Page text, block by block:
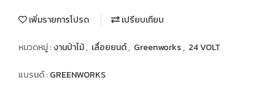
เพิ่มรายการโปรด เปรียบเทียบ
หมวดหมู่ :งานป่าไม้, เลื่อยยนต์, Greenworks, 24 VOLT
แบรนด์ :GREENWORKS